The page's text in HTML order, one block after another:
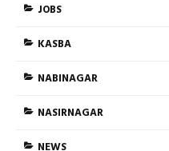
JOBS
KASBA
NABINAGAR
NASIRNAGAR
NEWS